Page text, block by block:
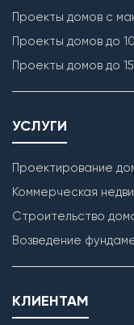
Проекты домов с
Проекты домов до
Проекты домов до
УСЛУГИ
Проектирование
Коммерческая
Строительство
Возведение
КЛИЕНТАМ